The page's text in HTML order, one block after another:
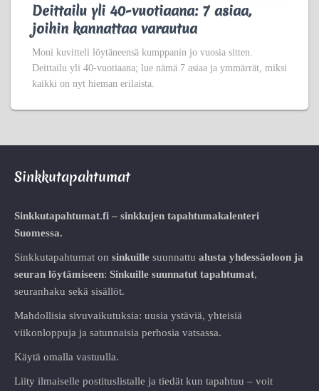
Deittailu yli 40-vuotiaana: 7 asiaa,
joihin kannattaa varautua
Moni kuvitteli löytäneensä kumppanin jo vuosia sitten.
Deittailu yli 40-vuotiaana; lue nämä 7 asiaa ja ymmärrät, miksi
kaikki on nyt hieman erilaista.
Sinkkutapahtumat
Sinkkutapahtumat.fi – sinkkujen tapahtumakalenteri
Suomessa.
Sinkkutapahtumat on sinkuille suunnattu alusta yhdessäoloon ja
seuran löytämiseen: Sinkuille suunnatut tapahtumat,
seuranhaku sekä sisällöt.
Mahdollisia sivuvaikutuksia: uusia ystäviä, yhteisiä
viikonloppuja ja satunnaisia perhosia vatsassa.
Käytä omalla vastuulla.
Liity ilmaiselle postituslistalle ja tiedät kun tapahtuu – voit